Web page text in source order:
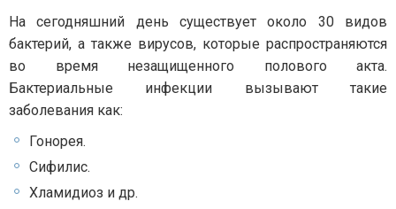
На сегодняшний день существует около 30 видов
бактерий, а также вирусов, которые распространяются
во время незащищенного полового акта.
Бактериальные инфекции вызывают такие
заболевания как:
Гонорея.
Сифилис.
Хламидиоз и др.